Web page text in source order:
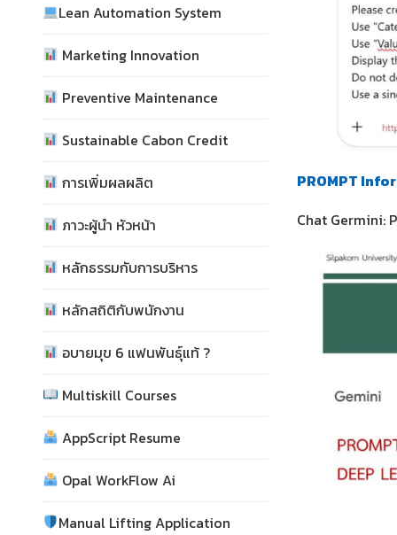
Lean Automation System
Marketing Innovation
Preventive Maintenance
Sustainable Cabon Credit
การเพิ่มผลผลิต
ภาวะผู้นำ หัวหน้า
หลักธรรมกับการบริหาร
หลักสถิติกับพนักงาน
อบายมุข 6 แฟนพันธุ์แท้ ?
Multiskill Courses
AppScript Resume
Opal WorkFlow Ai
Manual Lifting Application
PROMPT
Chat Germini: